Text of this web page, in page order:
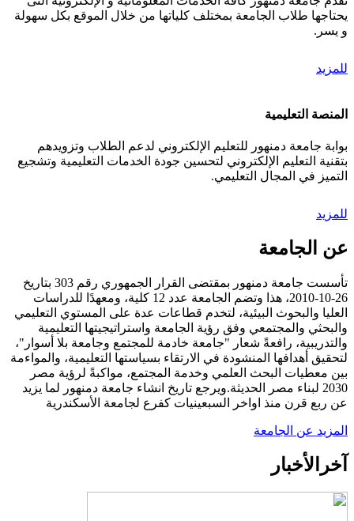
يحتاجها طلاب الجامعة بمختلف كلياتها من خلال الموقع بكل سهولة
و يسر.
للمزيد
المنصة التعليمية
بوابة جامعة دمنهور للتعليم الإلكتروني لدعم الطلاب وتزويدهم
بتقنية التعليم الإلكتروني لتحسين جودة الخدمات التعليمية وتشجيع
التميز في المجال التعليمي.
للمزيد
عن الجامعة
تأسست جامعة دمنهور بمقتضى القرار الجمهوري رقم 303 بتاريخ
26-10-2010، هذا وتضم الجامعة عدد 12 كلية، ومعهدًا للدراسات
العليا والبحوث البيئية، لتخدم قطاعات عدة على المستوي التعليمي
والبحثي والمجتمعي وفق رؤية الجامعة واستراتيجيتها التعليمية
والتدريبية، رافعةً شعار "جامعة خادمة للمجتمع وجامعة بلا أسوار"،
لتحقيق أهدافها المنشودة في الارتقاء بسياستها التعليمية، والمواءمة
بين معطيات البحث العلمي وخدمة المجتمع، مواكبةً لرؤية مصر
2030 لبناء مصر الحديثة.ويرجع تاريخ انشاء جامعة دمنهور لما يزيد
عن ربع قرن منذ اواخر السبعينيات كفرع لجامعة الأسكندرية
المزيد عن الجامعة
آخر الأخبار